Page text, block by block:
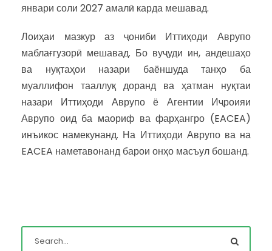
январи соли 2027 амалӣ карда мешавад.
Лоиҳаи мазкур аз ҷониби Иттиҳоди Аврупо
маблағгузорӣ мешавад. Бо вуҷуди ин, андешаҳо
ва нуқтаҳои назари баёншуда танҳо ба
муаллифон тааллуқ доранд ва ҳатман нуқтаи
назари Иттиҳоди Аврупо ё Агентии Иҷроияи
Аврупо оид ба маориф ва фарҳангро (EACEA)
инъикос намекунанд. На Иттиҳоди Аврупо ва на
EACEA наметавонанд барои онҳо масъул бошанд.